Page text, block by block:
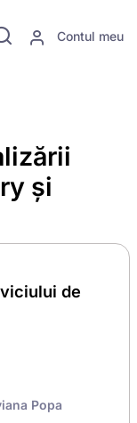
Contul meu
și
de
Popa